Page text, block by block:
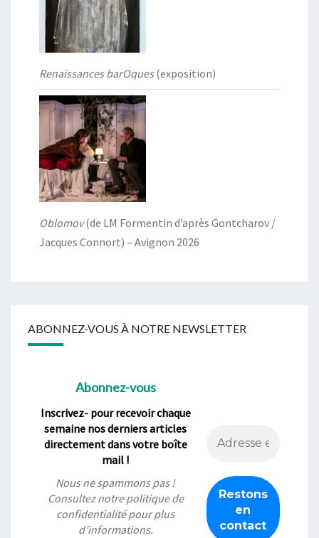
Renaissances barOques(exposition)
Oblomov(de LM Formentin d’après Gontcharov /
Jacques Connort) – Avignon 2026
ABONNEZ-VOUS À NOTRE NEWSLETTER
Abonnez-vous
Inscrivez- pour recevoir chaque
semaine nos derniers articles
directement dans votre boîte
mail !
Nous ne spammons pas !
Consultez notrepolitique de
confidentialitépour plus
d’informations.